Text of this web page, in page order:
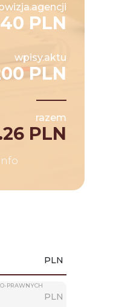
PLN
wpisy.aktu
PLN
razem
PLN
PLN
PRAWNYCH
PLN